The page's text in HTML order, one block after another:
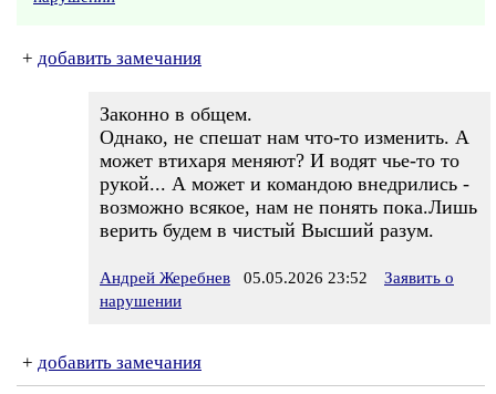
+ добавить замечания
Законно в общем.
Однако, не спешат нам что-то изменить. А
может втихаря меняют? И водят чье-то то
рукой... А может и командою внедрились -
возможно всякое, нам не понять пока.Лишь
верить будем в чистый Высший разум.
Андрей Жеребнев 05.05.2026 23:52
Заявить о
нарушении
+ добавить замечания